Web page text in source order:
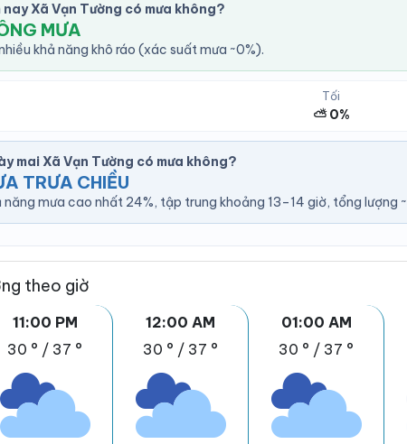
nay Xã Vạn Tường có mưa không?
MƯA
khả năng khô ráo (xác suất mưa ~0%).
Tối
⛅ 0%
mai Xã Vạn Tường có mưa không?
TRƯA CHIỀU
năng mưa cao nhất 24%, tập trung khoảng 13–14 giờ, tổng lượng
theo giờ
11:00 PM
30 ° / 37 °
12:00 AM
30 ° / 37 °
01:00 AM
30 ° / 37 °